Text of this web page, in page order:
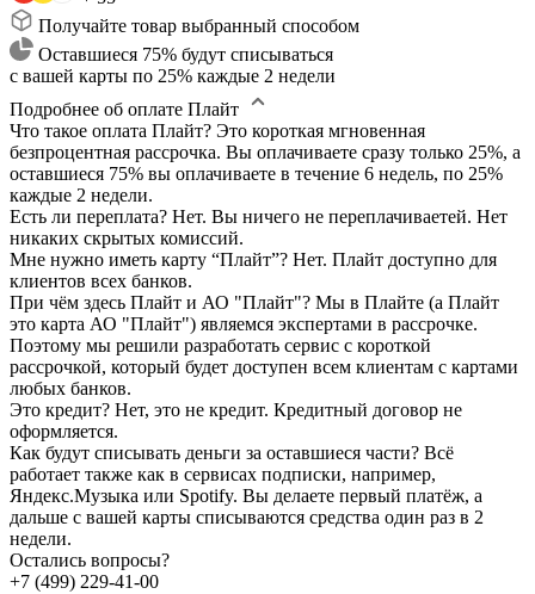
Получайте товар выбранный способом
Оставшиеся 75% будут списываться
с вашей карты по 25% каждые 2 недели
Подробнее об оплате Плайт
Что такое оплата Плайт? Это короткая мгновенная
безпроцентная рассрочка. Вы оплачиваете сразу только 25%, а
оставшиеся 75% вы оплачиваете в течение 6 недель, по 25%
каждые 2 недели.
Есть ли переплата? Нет. Вы ничего не переплачиваетей. Нет
никаких скрытых комиссий.
Мне нужно иметь карту “Плайт”? Нет. Плайт доступно для
клиентов всех банков.
При чём здесь Плайт и АО "Плайт"? Мы в Плайте (а Плайт
это карта АО "Плайт") являемся экспертами в рассрочке.
Поэтому мы решили разработать сервис с короткой
рассрочкой, который будет доступен всем клиентам с картами
любых банков.
Это кредит? Нет, это не кредит. Кредитный договор не
оформляется.
Как будут списывать деньги за оставшиеся части? Всё
работает также как в сервисах подписки, например,
Яндекс.Музыка или Spotify. Вы делаете первый платёж, а
дальше с вашей карты списываются средства один раз в 2
недели.
Остались вопросы?
+7 (499) 229-41-00